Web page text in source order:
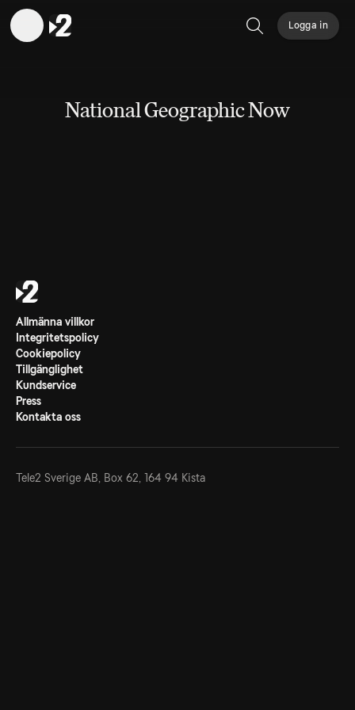
Sök
Logga in
National Geographic Now
Allmänna villkor
Integritetspolicy
Cookiepolicy
Tillgänglighet
Kundservice
Press
Kontakta oss
Tele2 Sverige AB, Box 62, 164 94 Kista